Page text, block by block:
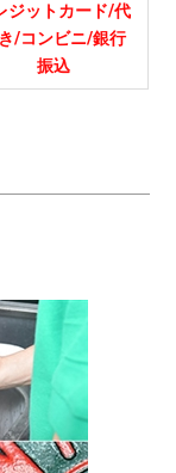
ジットカード/代
/コンビニ/銀行
振込